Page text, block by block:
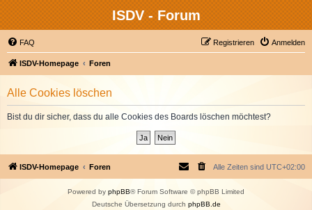
ISDV - Forum
FAQ Anmelden
Registrieren
ISDV-Homepage Foren
Alle Cookies löschen
Bist du dir sicher, dass du alle Cookies des Boards löschen möchtest?
ISDV-Homepage Foren Alle Zeiten sind UTC+02:00
Powered by phpBB® Forum Software © phpBB Limited
Deutsche Übersetzung durch phpBB.de